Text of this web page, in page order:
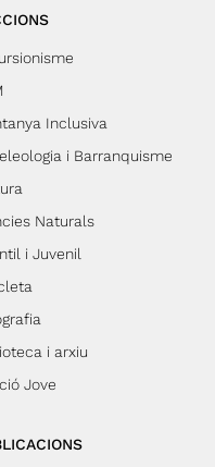
ja estarem de
Inclusiva
i Barranquisme
Naturals
i Juvenil
i arxiu
Jove